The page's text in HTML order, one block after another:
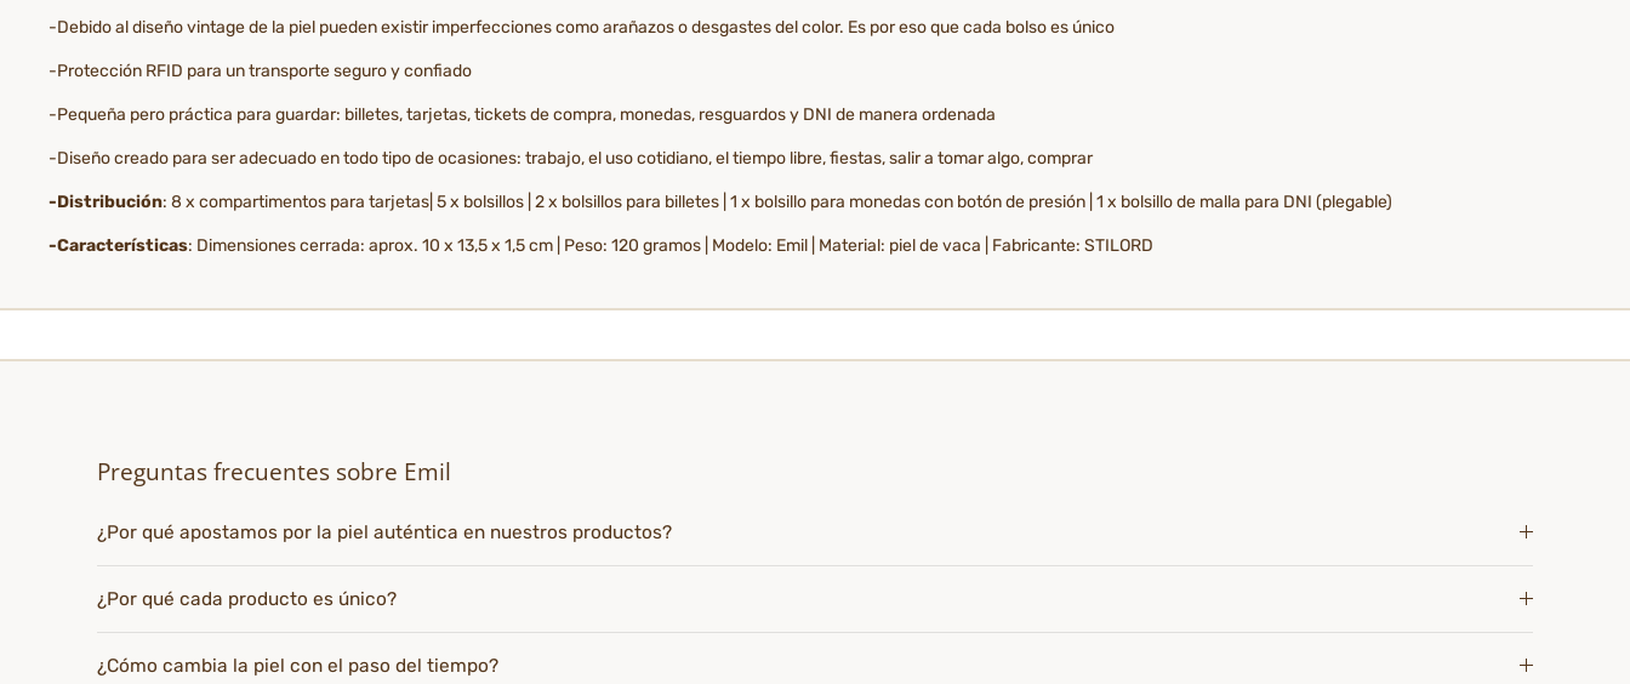
-Debido al diseño vintage de la piel pueden existir imperfecciones como arañazos o desgastes del color. Es por eso que cada bolso es único
-Protección RFID para un transporte seguro y confiado
-Pequeña pero práctica para guardar: billetes, tarjetas, tickets de compra, monedas, resguardos y DNI de manera ordenada
-Diseño creado para ser adecuado en todo tipo de ocasiones: trabajo, el uso cotidiano, el tiempo libre, fiestas, salir a tomar algo, comprar
-Distribución: 8 x compartimentos para tarjetas| 5 x bolsillos | 2 x bolsillos para billetes | 1 x bolsillo para monedas con botón de presión | 1 x bolsillo de malla para DNI (plegable)
-Características: Dimensiones cerrada: aprox. 10 x 13,5 x 1,5 cm | Peso: 120 gramos | Modelo: Emil | Material: piel de vaca | Fabricante: STILORD
Preguntas frecuentes sobre Emil
¿Por qué apostamos por la piel auténtica en nuestros productos?
¿Por qué cada producto es único?
¿Cómo cambia la piel con el paso del tiempo?